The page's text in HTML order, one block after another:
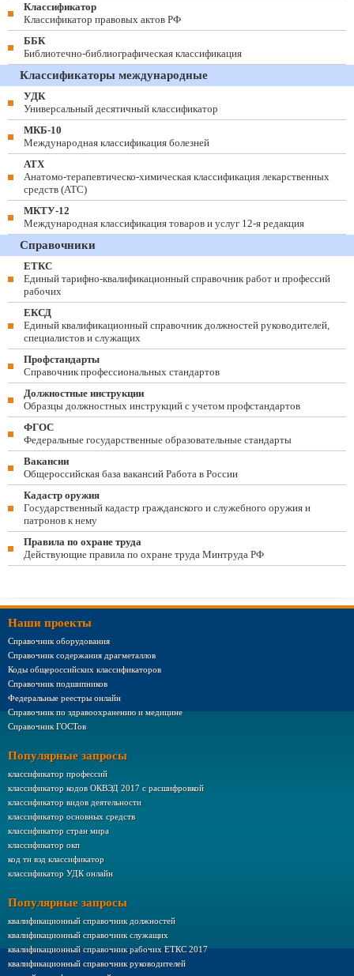
Классификатор
Классификатор правовых актов РФ
ББК
Библиотечно-библиографическая классификация
Классификаторы международные
УДК
Универсальный десятичный классификатор
МКБ-10
Международная классификация болезней
АТХ
Анатомо-терапевтическо-химическая классификация лекарственных
средств (ATC)
МКТУ-12
Международная классификация товаров и услуг 12-я редакция
Справочники
ЕТКС
Единый тарифно-квалификационный справочник работ и профессий
рабочих
ЕКСД
Единый квалификационный справочник должностей руководителей,
специалистов и служащих
Профстандарты
Справочник профессиональных стандартов
Должностные инструкции
Образцы должностных инструкций с учетом профстандартов
ФГОС
Федеральные государственные образовательные стандарты
Вакансии
Общероссийская база вакансий Работа в России
Кадастр оружия
Государственный кадастр гражданского и служебного оружия и
патронов к нему
Правила по охране труда
Действующие правила по охране труда Минтруда РФ
Наши проекты
Справочник оборудования
Справочник содержания драгметаллов
Коды общероссийских классификаторов
Справочник подшипников
Федеральные реестры онлайн
Справочник по здравоохранению и медицине
Справочник ГОСТов
Популярные запросы
классификатор профессий
классификатор кодов ОКВЭД 2017 с расшифровкой
классификатор видов деятельности
классификатор основных средств
классификатор стран мира
классификатор окп
код тн вэд классификатор
классификатор УДК онлайн
Популярные запросы
квалификационный справочник должностей
квалификационный справочник служащих
квалификационный справочник рабочих ЕТКС 2017
квалификационный справочник руководителей